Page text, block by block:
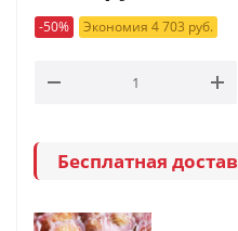
-50% Экономия 4 703 руб.
Бесплатная